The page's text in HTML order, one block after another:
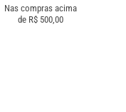
Nas compras acima
de R$ 500,00